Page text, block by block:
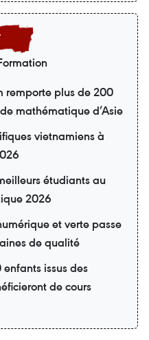
remporte plus de 200
mathématique d’Asie
vietnamiens à
étudiants au
2026
et verte passe
de qualité
issus des
de cours